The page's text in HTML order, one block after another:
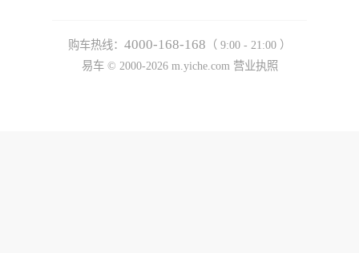
购车热线： 4000-168-168 （ 9:00 - 21:00 ）
易车 © 2000-2026m.yiche.com 营业执照